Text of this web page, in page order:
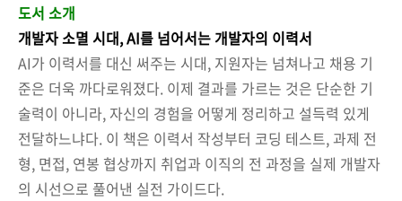
도서 소개
개발자 소멸 시대, AI를 넘어서는 개발자의 이력서
AI가 이력서를 대신 써주는 시대, 지원자는 넘쳐나고 채용 기
준은 더욱 까다로워졌다. 이제 결과를 가르는 것은 단순한 기
술력이 아니라, 자신의 경험을 어떻게 정리하고 설득력 있게
전달하느냐다. 이 책은 이력서 작성부터 코딩 테스트, 과제 전
형, 면접, 연봉 협상까지 취업과 이직의 전 과정을 실제 개발자
의 시선으로 풀어낸 실전 가이드다.